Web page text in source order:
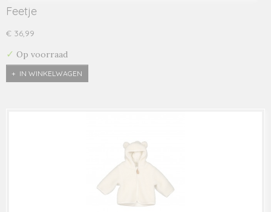
Feetje
€ 36,99
✓ Op voorraad
IN WINKELWAGEN